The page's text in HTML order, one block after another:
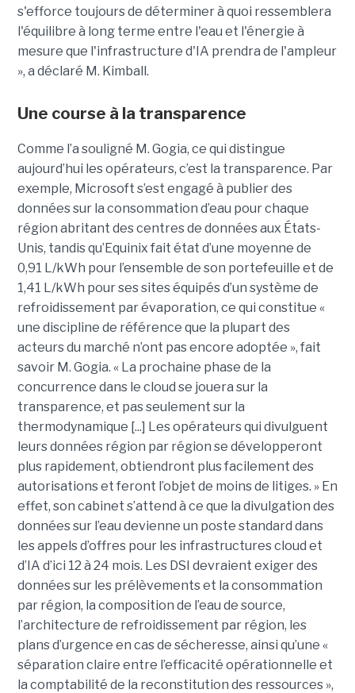
s'efforce toujours de déterminer à quoi ressemblera
l'équilibre à long terme entre l'eau et l'énergie à
mesure que l'infrastructure d'IA prendra de l'ampleur
», a déclaré M. Kimball.
Une course à la transparence
Comme l’a souligné M. Gogia, ce qui distingue
aujourd’hui les opérateurs, c’est la transparence. Par
exemple, Microsoft s’est engagé à publier des
données sur la consommation d’eau pour chaque
région abritant des centres de données aux États-
Unis, tandis qu’Equinix fait état d’une moyenne de
0,91 L/kWh pour l’ensemble de son portefeuille et de
1,41 L/kWh pour ses sites équipés d’un système de
refroidissement par évaporation, ce qui constitue «
une discipline de référence que la plupart des
acteurs du marché n’ont pas encore adoptée », fait
savoir M. Gogia. « La prochaine phase de la
concurrence dans le cloud se jouera sur la
transparence, et pas seulement sur la
thermodynamique [...] Les opérateurs qui divulguent
leurs données région par région se développeront
plus rapidement, obtiendront plus facilement des
autorisations et feront l’objet de moins de litiges. » En
effet, son cabinet s’attend à ce que la divulgation des
données sur l’eau devienne un poste standard dans
les appels d’offres pour les infrastructures cloud et
d’IA d’ici 12 à 24 mois. Les DSI devraient exiger des
données sur les prélèvements et la consommation
par région, la composition de l’eau de source,
l’architecture de refroidissement par région, les
plans d’urgence en cas de sécheresse, ainsi qu’une «
séparation claire entre l’efficacité opérationnelle et
la comptabilité de la reconstitution des ressources »,